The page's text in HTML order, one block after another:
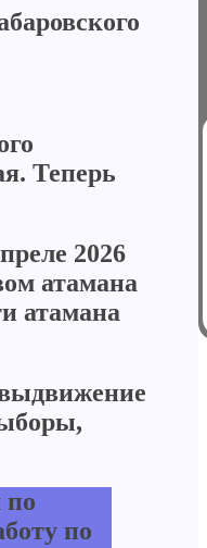
Теперь
2026
атамана
атамана
по
по